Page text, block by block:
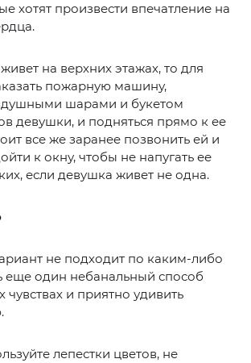
хотят произвести впечатление на
на верхних этажах, то для
пожарную машину,
шарами и букетом
девушки, и подняться прямо к ее
все же заранее позвонить ей и
к окну, чтобы не напугать ее
если девушка живет не одна.
не подходит по каким-либо
еще один небанальный способ
чувствах и приятно удивить
лепестки цветов, не